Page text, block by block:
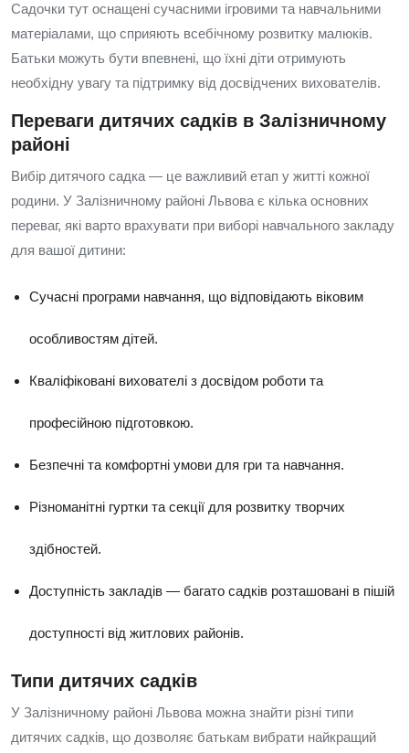
Садочки тут оснащені сучасними ігровими та навчальними
матеріалами, що сприяють всебічному розвитку малюків.
Батьки можуть бути впевнені, що їхні діти отримують
необхідну увагу та підтримку від досвідчених вихователів.
Переваги дитячих садків в Залізничному
районі
Вибір дитячого садка — це важливий етап у житті кожної
родини. У Залізничному районі Львова є кілька основних
переваг, які варто врахувати при виборі навчального закладу
для вашої дитини:
Сучасні програми навчання, що відповідають віковим
особливостям дітей.
Кваліфіковані вихователі з досвідом роботи та
професійною підготовкою.
Безпечні та комфортні умови для гри та навчання.
Різноманітні гуртки та секції для розвитку творчих
здібностей.
Доступність закладів — багато садків розташовані в пішій
доступності від житлових районів.
Типи дитячих садків
У Залізничному районі Львова можна знайти різні типи
дитячих садків, що дозволяє батькам вибрати найкращий